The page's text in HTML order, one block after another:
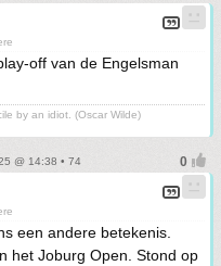
off van de Engelsman
by an idiot. (Oscar Wilde)
@ 14:38 • 74
een andere betekenis.
het Joburg Open. Stond op